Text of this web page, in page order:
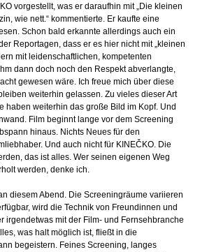
vorgestellt, was er daraufhin mit „Die kleinen
wie nett.“ kommentierte. Er kaufte eine
Schon bald erkannte allerdings auch ein
Reportagen, dass er es hier nicht mit „kleinen
mit leidenschaftlichen, kompetenten
dann doch noch den Respekt abverlangte,
gewesen wäre. Ich freue mich über diese
weiterhin gelassen. Zu vieles dieser Art
haben weiterhin das große Bild im Kopf. Und
Film beginnt lange vor dem Screening
hinaus. Nichts Neues für den
Und auch nicht für KINEČKO. Die
das ist alles. Wer seinen eigenen Weg
werden, denke ich.
diesem Abend. Die Screeningräume variieren
wird die Technik von Freundinnen und
irgendetwas mit der Film- und Fernsehbranche
was halt möglich ist, fließt in die
begeistern. Feines Screening, langes